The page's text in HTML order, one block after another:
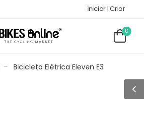
Iniciar | Criar
0
- Bicicleta Elétrica Eleven E3